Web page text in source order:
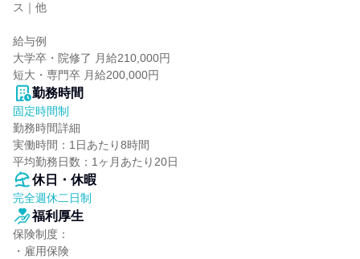
ス｜他
給与例
大学卒・院修了 月給210,000円
短大・専門卒 月給200,000円
勤務時間
固定時間制
勤務時間詳細
実働時間：1日あたり8時間
平均勤務日数：1ヶ月あたり20日
休日・休暇
完全週休二日制
福利厚生
保険制度：
・雇用保険